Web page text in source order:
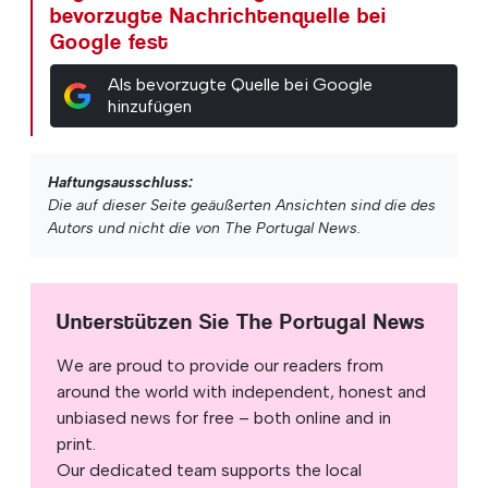
bevorzugte Nachrichtenquelle bei
Google fest
Als bevorzugte Quelle bei Google
hinzufügen
Haftungsausschluss:
Die auf dieser Seite geäußerten Ansichten sind die des
Autors und nicht die von The Portugal News.
Unterstützen Sie The Portugal News
We are proud to provide our readers from
around the world with independent, honest and
unbiased news for free – both online and in
print.
Our dedicated team supports the local